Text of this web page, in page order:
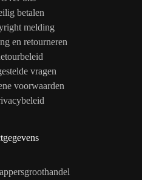
betalen
melding
en retourneren
vragen
voorwaarden